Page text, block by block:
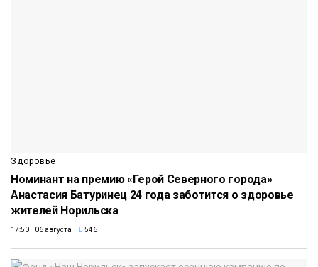
Здоровье
Номинант на премию «Герой Северного города»
Анастасия Батуринец 24 года заботится о здоровье
жителей Норильска
17:50 06 августа 546